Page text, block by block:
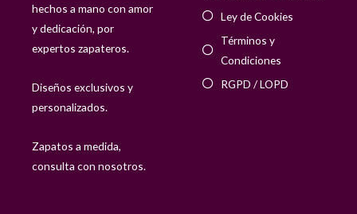
hechos a mano con amor
y dedicación, por
expertos zapateros.
Diseños exclusivos y
personalizados.
Zapatos a medida,
consulta con nosotros.
Ley de Cookies
Términos y
Condiciones
RGPD / LOPD